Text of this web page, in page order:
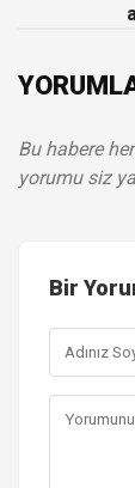
Bu habere
yorumu siz
Bir